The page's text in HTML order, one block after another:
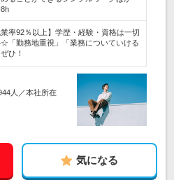
業率92％以上】学歴・経験・資格は一切
「勤務地重視」「業務についていける
ひ！
人／本社所在
気になる